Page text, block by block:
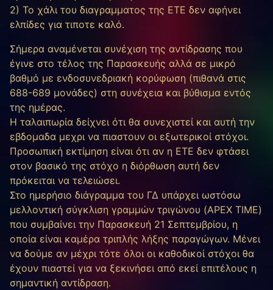
2) Το χάλι του διαγραμματος της ΕΤΕ δεν αφήνει
ελπίδες για τιποτε καλό.
Σήμερα αναμένεται συνέχιση της αντίδρασης που
έγινε στο τέλος της Παρασκευής αλλά σε μικρό
βαθμό με ενδοσυνεδριακή κορύφωση (πιθανά στις
688-689 μονάδες) στη συνέχεια και βύθισμα εντός
της ημέρας.
Η ταλαιπωρία δείχνει ότι θα συνεχιστεί και αυτή την
εβδομαδα μεχρι να πιαστουν οι εξωτερικοί στόχοι.
Προσωπική εκτίμηση είναι ότι αν η ΕΤΕ δεν φτάσει
στον βασικό της στόχο η διόρθωση αυτή δεν
πρόκειται να τελειώσει.
Στο ημερήσιο διάγραμμα του ΓΔ υπάρχει ωστόσω
μελλοντική σύγκλιση γραμμών τριγώνου (APEX TIME)
που συμβαίνει την Παρασκευή 21 Σεπτεμβρίου, η
οποία είναι καμέρα τριπλής λήξης παραγώγων. Μένει
να δούμε αν μέχρι τότε όλοι οι καθοδικοί στόχοι θα
έχουν πιαστεί για να ξεκινήσει από εκεί επιτέλους η
σημαντική αντίδραση.